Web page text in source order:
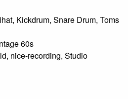
Kickdrum, Snare Drum, Toms
60s
nice-recording, Studio